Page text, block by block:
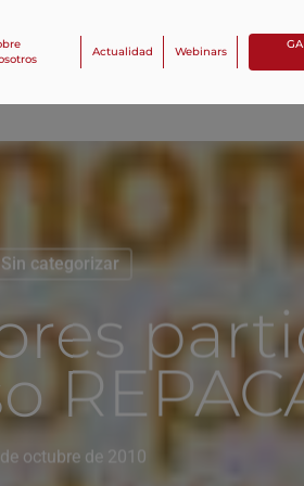
Actualidad Webinars
Sin categorizar
octubre de 2010